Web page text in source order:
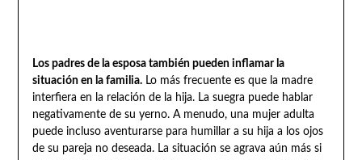
Los padres de la esposa también pueden inflamar la
situación en la familia.Lo más frecuente es que la madre
interfiera en la relación de la hija. La suegra puede hablar
negativamente de su yerno. A menudo, una mujer adulta
puede incluso aventurarse para humillar a su hija a los ojos
de su pareja no deseada. La situación se agrava aún más si